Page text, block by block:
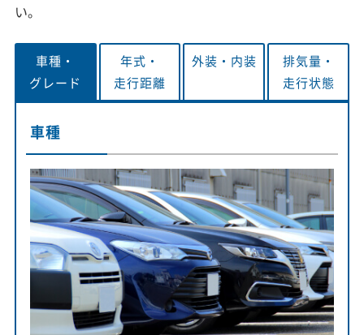
い。
車種・
グレード
年式・
走行距離
外装・ 内装
排気量・
走行状態
車種